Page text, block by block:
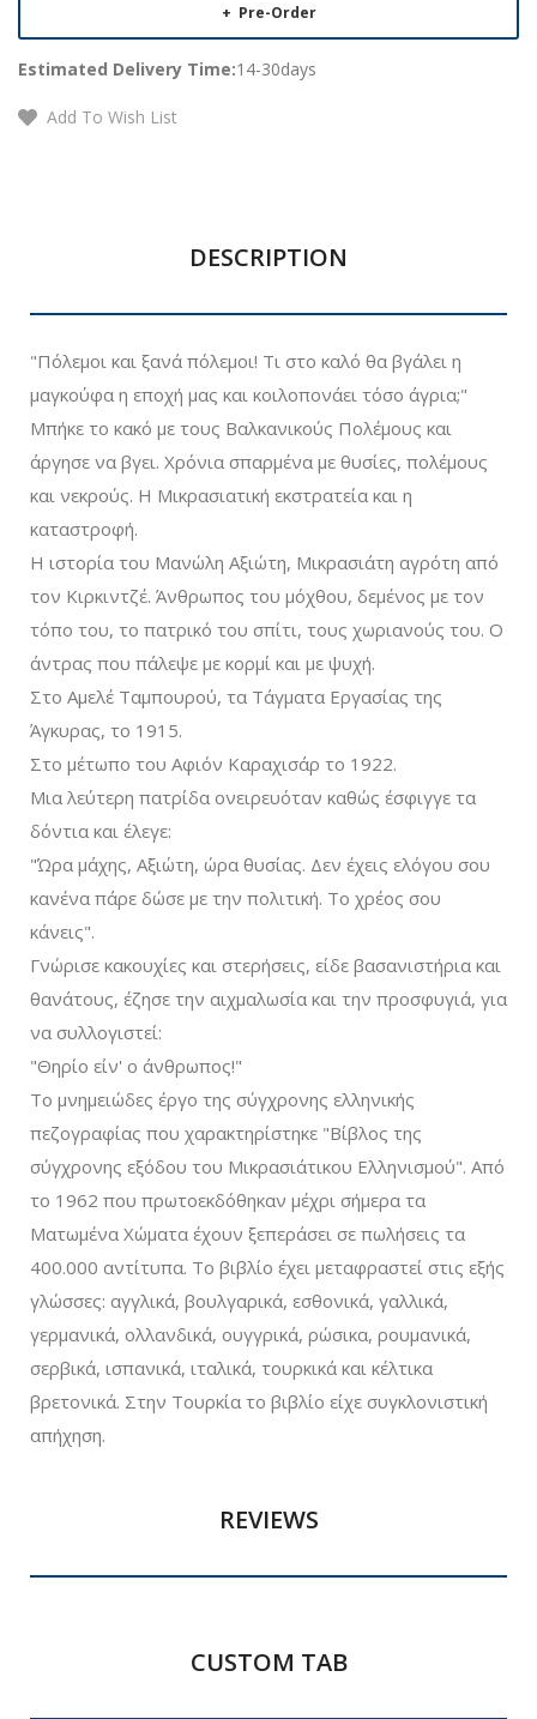
Pre-Order
Estimated Delivery Time:14-30days
Add To Wish List
DESCRIPTION
"Πόλεμοι και ξανά πόλεμοι! Τι στο καλό θα βγάλει η
μαγκούφα η εποχή μας και κοιλοπονάει τόσο άγρια;"
Μπήκε το κακό με τους Βαλκανικούς Πολέμους και
άργησε να βγει. Χρόνια σπαρμένα με θυσίες, πολέμους
και νεκρούς. Η Μικρασιατική εκστρατεία και η
καταστροφή.
Η ιστορία του Μανώλη Αξιώτη, Μικρασιάτη αγρότη από
τον Κιρκιντζέ. Άνθρωπος του μόχθου, δεμένος με τον
τόπο του, το πατρικό του σπίτι, τους χωριανούς του. Ο
άντρας που πάλεψε με κορμί και με ψυχή.
Στο Αμελέ Ταμπουρού, τα Τάγματα Εργασίας της
Άγκυρας, το 1915.
Στο μέτωπο του Αφιόν Καραχισάρ το 1922.
Μια λεύτερη πατρίδα ονειρευόταν καθώς έσφιγγε τα
δόντια και έλεγε:
"Ώρα μάχης, Αξιώτη, ώρα θυσίας. Δεν έχεις ελόγου σου
κανένα πάρε δώσε με την πολιτική. Το χρέος σου
κάνεις".
Γνώρισε κακουχίες και στερήσεις, είδε βασανιστήρια και
θανάτους, έζησε την αιχμαλωσία και την προσφυγιά, για
να συλλογιστεί:
"Θηρίο είν' ο άνθρωπος!"
Το μνημειώδες έργο της σύγχρονης ελληνικής
πεζογραφίας που χαρακτηρίστηκε "Βίβλος της
σύγχρονης εξόδου του Μικρασιάτικου Ελληνισμού". Από
το 1962 που πρωτοεκδόθηκαν μέχρι σήμερα τα
Ματωμένα Χώματα έχουν ξεπεράσει σε πωλήσεις τα
400.000 αντίτυπα. Το βιβλίο έχει μεταφραστεί στις εξής
γλώσσες: αγγλικά, βουλγαρικά, εσθονικά, γαλλικά,
γερμανικά, ολλανδικά, ουγγρικά, ρώσικα, ρουμανικά,
σερβικά, ισπανικά, ιταλικά, τουρκικά και κέλτικα
βρετονικά. Στην Τουρκία το βιβλίο είχε συγκλονιστική
απήχηση.
REVIEWS
CUSTOM TAB